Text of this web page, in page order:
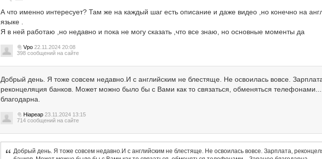
А что именно интересует? Там же на каждый шаг есть описание и даже видео ,но конечно на
языке .
Я в ней работаю ,но недавно и пока не могу сказать ,что все знаю, но основные моменты да
Vpo 22.11.2024 20:08
398 сообщений на сайте
Добрый день. Я тоже совсем недавно.И с английским не блестяще. Не освоилась вовсе.
реконцеляция банков. Может можно было бы с Вами как то связаться, обменяться
благодарна.
Hiapeap 23.11.2024 13:15
714 сообщений на сайте
Добрый день. Я тоже совсем недавно.И с английским не блестяще. Не освоилась вовсе. Зарплата,